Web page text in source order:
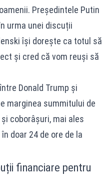
Președintele Putin
urma unei discuții
își dorește ca totul să
și cred că vom reuși să
Donald Trump și
marginea summitului de
coborâșuri, mai ales
doar 24 de ore de la
financiare pentru